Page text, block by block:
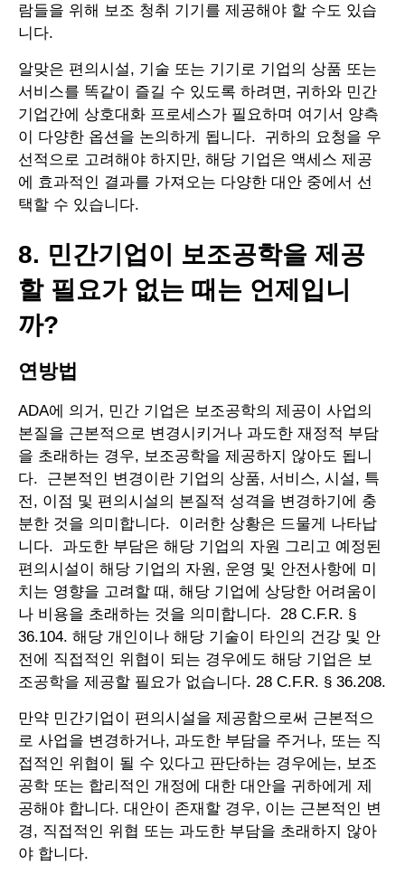
람들을 위해 보조 청취 기기를 제공해야 할 수도 있습
니다.
알맞은 편의시설, 기술 또는 기기로 기업의 상품 또는
서비스를 똑같이 즐길 수 있도록 하려면, 귀하와 민간
기업간에 상호대화 프로세스가 필요하며 여기서 양측
이 다양한 옵션을 논의하게 됩니다. 귀하의 요청을 우
선적으로 고려해야 하지만, 해당 기업은 액세스 제공
에 효과적인 결과를 가져오는 다양한 대안 중에서 선
택할 수 있습니다.
8. 민간기업이 보조공학을 제공
할 필요가 없는 때는 언제입니
까?
연방법
ADA에 의거, 민간 기업은 보조공학의 제공이 사업의
본질을 근본적으로 변경시키거나 과도한 재정적 부담
을 초래하는 경우, 보조공학을 제공하지 않아도 됩니
다. 근본적인 변경이란 기업의 상품, 서비스, 시설, 특
전, 이점 및 편의시설의 본질적 성격을 변경하기에 충
분한 것을 의미합니다. 이러한 상황은 드물게 나타납
니다. 과도한 부담은 해당 기업의 자원 그리고 예정된
편의시설이 해당 기업의 자원, 운영 및 안전사항에 미
치는 영향을 고려할 때, 해당 기업에 상당한 어려움이
나 비용을 초래하는 것을 의미합니다. 28 C.F.R. §
36.104. 해당 개인이나 해당 기술이 타인의 건강 및 안
전에 직접적인 위협이 되는 경우에도 해당 기업은 보
조공학을 제공할 필요가 없습니다. 28 C.F.R. § 36.208.
만약 민간기업이 편의시설을 제공함으로써 근본적으
로 사업을 변경하거나, 과도한 부담을 주거나, 또는 직
접적인 위협이 될 수 있다고 판단하는 경우에는, 보조
공학 또는 합리적인 개정에 대한 대안을 귀하에게 제
공해야 합니다. 대안이 존재할 경우, 이는 근본적인 변
경, 직접적인 위협 또는 과도한 부담을 초래하지 않아
야 합니다.